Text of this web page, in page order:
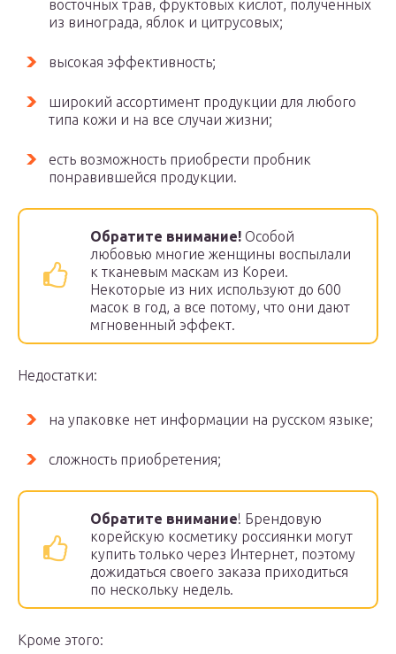
восточных трав, фруктовых кислот, полученных
из винограда, яблок и цитрусовых;
высокая эффективность;
широкий ассортимент продукции для любого
типа кожи и на все случаи жизни;
есть возможность приобрести пробник
понравившейся продукции.
Обратите внимание! Особой
любовью многие женщины воспылали
к тканевым маскам из Кореи.
Некоторые из них используют до 600
масок в год, а все потому, что они дают
мгновенный эффект.
Недостатки:
на упаковке нет информации на русском языке;
сложность приобретения;
Обратите внимание! Брендовую
корейскую косметику россиянки могут
купить только через Интернет, поэтому
дожидаться своего заказа приходиться
по нескольку недель.
Кроме этого: